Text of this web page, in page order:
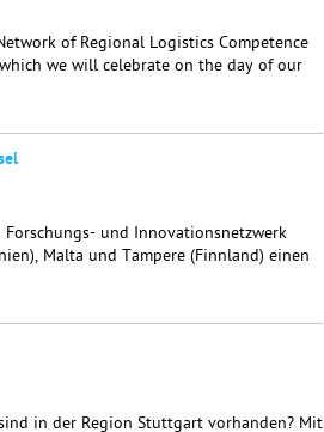
of Regional Logistics Competence
we will celebrate on the day of our
und Innovationsnetzwerk
Malta und Tampere (Finnland) einen
in der Region Stuttgart vorhanden? Mit